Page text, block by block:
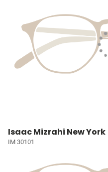
Isaac Mizrahi New York
IM 30101